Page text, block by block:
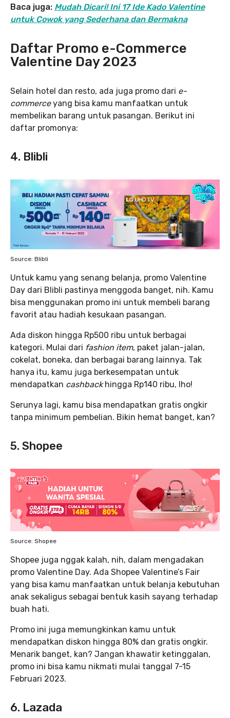
Baca juga: Mudah Dicari! Ini 17 Ide Kado Valentine
untuk Cowok yang Sederhana dan Bermakna
Daftar Promo e-Commerce
Valentine Day 2023
Selain hotel dan resto, ada juga promo dari e-
commerceyang bisa kamu manfaatkan untuk
membelikan barang untuk pasangan. Berikut ini
daftar promonya:
4. Blibli
Source: Blibli
Untuk kamu yang senang belanja, promo Valentine
Day dari Blibli pastinya menggoda banget, nih. Kamu
bisa menggunakan promo ini untuk membeli barang
favorit atau hadiah kesukaan pasangan.
Ada diskon hingga Rp500 ribu untuk berbagai
kategori. Mulai dari fashion item, paket jalan-jalan,
cokelat, boneka, dan berbagai barang lainnya. Tak
hanya itu, kamu juga berkesempatan untuk
mendapatkan cashbackhingga Rp140 ribu, lho!
Serunya lagi, kamu bisa mendapatkan gratis ongkir
tanpa minimum pembelian. Bikin hemat banget, kan?
5. Shopee
Source: Shopee
Shopee juga nggak kalah, nih, dalam mengadakan
promo Valentine Day. Ada Shopee Valentine’s Fair
yang bisa kamu manfaatkan untuk belanja kebutuhan
anak sekaligus sebagai bentuk kasih sayang terhadap
buah hati.
Promo ini juga memungkinkan kamu untuk
mendapatkan diskon hingga 80% dan gratis ongkir.
Menarik banget, kan? Jangan khawatir ketinggalan,
promo ini bisa kamu nikmati mulai tanggal 7-15
Februari 2023.
6. Lazada